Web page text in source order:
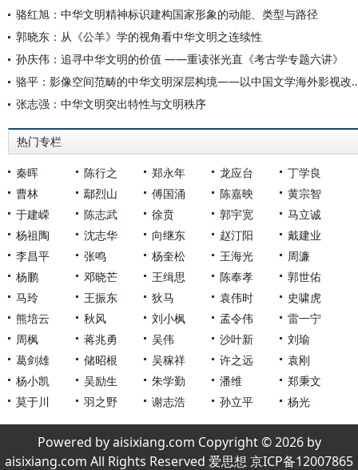
骆红旭：中华文明精神标识建构国家形象的动能、类型与路径
郭晓东：从《公羊》学的视角看中华文明之连续性
孙庆伟：追寻中华文明的价值 ——重读张光直《考古学专题六讲》
骆平：影像空间范畴的中华文
张志强：中华文明突出特性与文明秩序
热门专栏
秦晖 陈行之 郑永年 龙应台
丁学良
曹林
鄢烈山 傅国涌 陈嘉映
黄宗智
于建嵘
陈志武 徐贲 郭宇宽
马立诚
杨祖陶
沈志华 向继东 赵汀阳
戴建业
李昌平
张鸣 杨奎松 王海光
周濂
杨鹏
邓晓芒 王缉思 陈奉孝
郭世佑
马玲
王振东 狄马 袁伟时
史啸虎
熊培云
秋风 刘小枫 孟令伟
雷一宁
周枫
蒋兆勇 吴伟 沙叶新
刘瑜
葛剑雄
储昭根 吴稼祥 许之远
袁刚
杨小凯
吴励生 朱学勤 潘维
郑秉文
莫于川
羽之野 谢志浩 孙立平 杨光
Powered by aisixiang.com Copyright © 2026 by
aisixiang.com All Rights Reserved 爱思想 京ICP备12007865